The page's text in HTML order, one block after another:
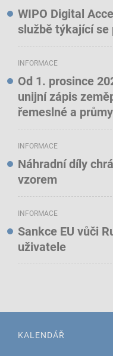
WIPO Digital
službě týkající
INFORMACE
Od 1. prosince
unijní zápis
řemeslné a
INFORMACE
Náhradní díly
vzorem
INFORMACE
Sankce EU vůči
uživatele
KALENDÁŘ